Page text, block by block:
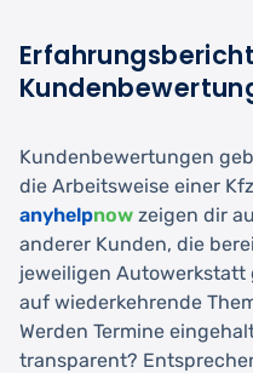
Kundenbewertungen
die Arbeitsweise einer
anyhelpnow zeigen dir
anderer Kunden, die
jeweiligen Autowerkstatt
auf wiederkehrende
Werden Termine
transparent?